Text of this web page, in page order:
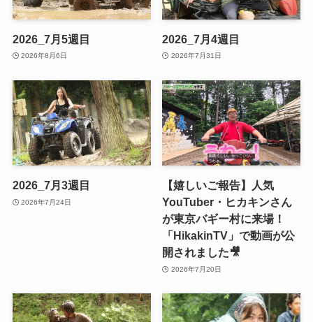
2026_7月5週目
2026年8月6日
2026_7月4週目
2026年7月31日
2026_7月3週目
2026年7月24日
【嬉しいご報告】人気
YouTuber・ヒカキンさん
が東京バギー村に来場！
「HikakinTV」で動画が公
開されました🎥
2026年7月20日